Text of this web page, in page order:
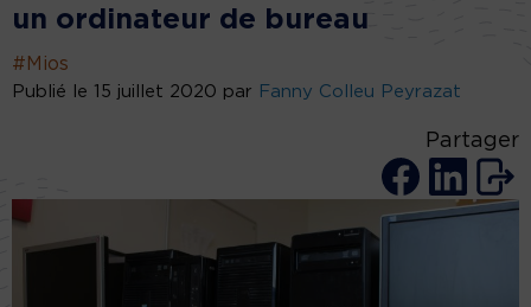
un ordinateur de bureau
#Mios
Publié le 15 juillet 2020 par Fanny Colleu Peyrazat
Partager